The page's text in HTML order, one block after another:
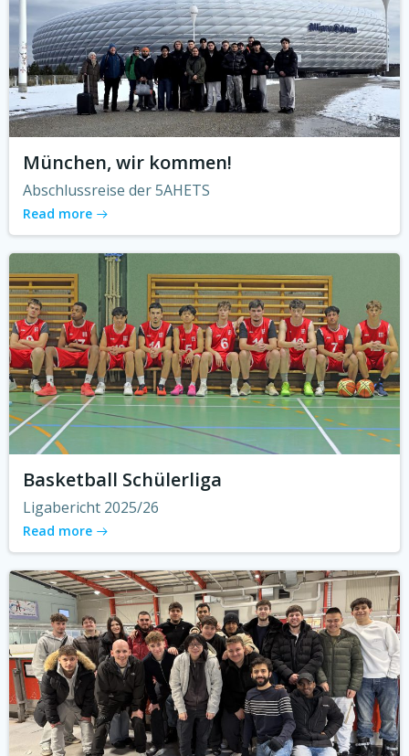
München, wir kommen!
Abschlussreise der 5AHETS
Read more
Basketball Schülerliga
Ligabericht 2025/26
Read more